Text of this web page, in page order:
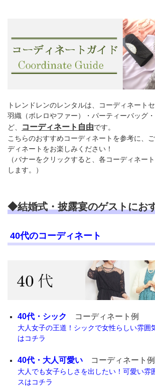
トレンドレンのレンタルは、コーディネート
羽織（ボレロやファー）・パーティーバッグ
ど、
コーディネート自由です。
こちらのおすすめコーディネートを参考に、
ディネートをお楽しみください！
（バナーをクリックすると、各コーディネー
します。）
◆結婚式・披露宴のゲストにお
40代のコーディネート
40代・シック コーディネート例
大人女子の王道！シックで女性らしい雰囲
はコチラ
40代・大人可愛い コーディネート例
大人でも女子らしさを出したい！可愛い雰
スはコチラ